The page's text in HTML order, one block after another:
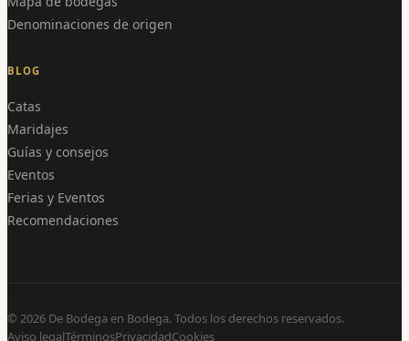
Denominaciones de origen
BLOG
Catas
Maridajes
Guías y consejos
Eventos
Ferias y Eventos
Recomendaciones
© 2026 De Bodega en Bodega. Todos los derechos reservados.
Aviso legalTérminosPrivacidadCookies